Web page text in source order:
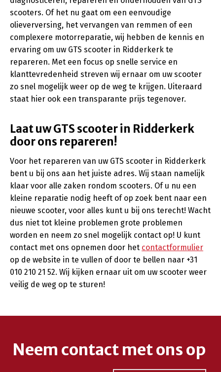
scooters. Of het nu gaat om een eenvoudige
olieverversing, het vervangen van remmen of een
complexere motorreparatie, wij hebben de kennis en
ervaring om uw GTS scooter in Ridderkerk te
repareren. Met een focus op snelle service en
klanttevredenheid streven wij ernaar om uw scooter
zo snel mogelijk weer op de weg te krijgen. Uiteraard
staat hier ook een transparante prijs tegenover.
Laat uw GTS scooter in Ridderkerk
door ons repareren!
Voor het repareren van uw GTS scooter in Ridderkerk
bent u bij ons aan het juiste adres. Wij staan namelijk
klaar voor alle zaken rondom scooters. Of u nu een
kleine reparatie nodig heeft of op zoek bent naar een
nieuwe scooter, voor alles kunt u bij ons terecht! Wacht
dus niet tot kleine problemen grote problemen
worden en neem zo snel mogelijk contact op! U kunt
contact met ons opnemen door het contactformulier
op de website in te vullen of door te bellen naar +31
010 210 21 52. Wij kijken ernaar uit om uw scooter weer
veilig de weg op te sturen!
Neem contact met ons op